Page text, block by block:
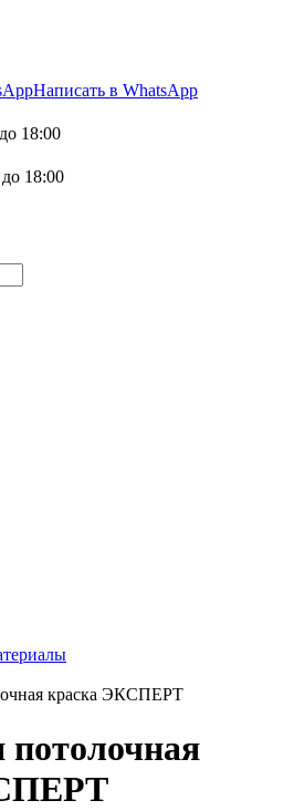
Написать в WhatsApp
18:00
18:00
краска ЭКСПЕРТ
потолочная